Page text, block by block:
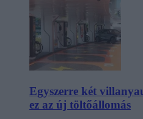
Egyszerre két
ez az új töltőállomás